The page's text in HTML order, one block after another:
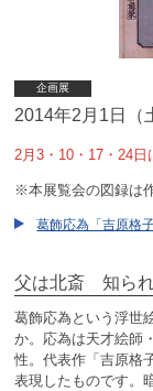
企画展
2014年2月1日（
2月3・10・17・24日
※本展覧会の図録は
葛飾応為「吉原格
父は北斎 知ら
葛飾応為という浮世
か。応為は天才絵師
性。代表作「吉原格
表現したものです。